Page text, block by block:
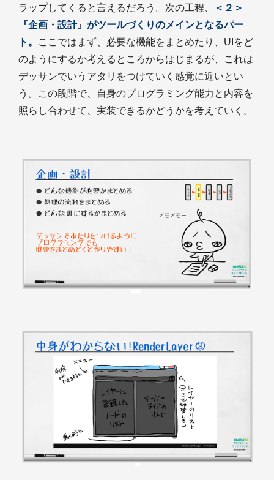
ラップしてくると言えるだろう。次の工程、
＜２＞
『企画・設計』がツールづくりのメインとなるパー
ト。
ここではまず、必要な機能をまとめたり、UIをど
のようにするか考えるところからはじまるが、これは
デッサンでいうアタリをつけていく感覚に近いとい
う。この段階で、自身のプログラミング能力と内容を
照らし合わせて、実装できるかどうかを考えていく。